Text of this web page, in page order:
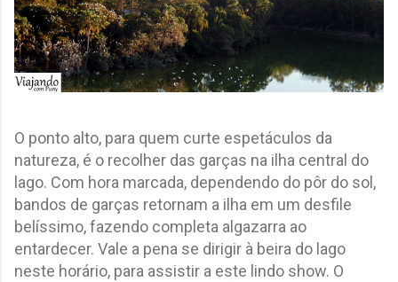
O ponto alto, para quem curte espetáculos da
natureza, é o recolher das garças na ilha central do
lago. Com hora marcada, dependendo do pôr do sol,
bandos de garças retornam a ilha em um desfile
belíssimo, fazendo completa algazarra ao
entardecer. Vale a pena se dirigir à beira do lago
neste horário, para assistir a este lindo show. O